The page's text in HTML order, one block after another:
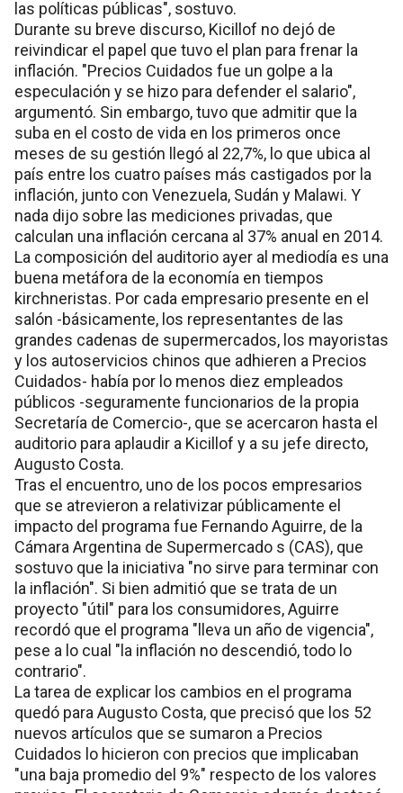
las políticas públicas", sostuvo.
Durante su breve discurso, Kicillof no dejó de
reivindicar el papel que tuvo el plan para frenar la
inflación. "Precios Cuidados fue un golpe a la
especulación y se hizo para defender el salario",
argumentó. Sin embargo, tuvo que admitir que la
suba en el costo de vida en los primeros once
meses de su gestión llegó al 22,7%, lo que ubica al
país entre los cuatro países más castigados por la
inflación, junto con Venezuela, Sudán y Malawi. Y
nada dijo sobre las mediciones privadas, que
calculan una inflación cercana al 37% anual en 2014.
La composición del auditorio ayer al mediodía es una
buena metáfora de la economía en tiempos
kirchneristas. Por cada empresario presente en el
salón -básicamente, los representantes de las
grandes cadenas de supermercados, los mayoristas
y los autoservicios chinos que adhieren a Precios
Cuidados- había por lo menos diez empleados
públicos -seguramente funcionarios de la propia
Secretaría de Comercio-, que se acercaron hasta el
auditorio para aplaudir a Kicillof y a su jefe directo,
Augusto Costa.
Tras el encuentro, uno de los pocos empresarios
que se atrevieron a relativizar públicamente el
impacto del programa fue Fernando Aguirre, de la
Cámara Argentina de Supermercado s (CAS), que
sostuvo que la iniciativa "no sirve para terminar con
la inflación". Si bien admitió que se trata de un
proyecto "útil" para los consumidores, Aguirre
recordó que el programa "lleva un año de vigencia",
pese a lo cual "la inflación no descendió, todo lo
contrario".
La tarea de explicar los cambios en el programa
quedó para Augusto Costa, que precisó que los 52
nuevos artículos que se sumaron a Precios
Cuidados lo hicieron con precios que implicaban
"una baja promedio del 9%" respecto de los valores